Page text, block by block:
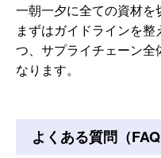
一朝一夕に全ての資材を
まずはガイドラインを
つ、サプライチェーン全
なります。
よくある質問（FAQ